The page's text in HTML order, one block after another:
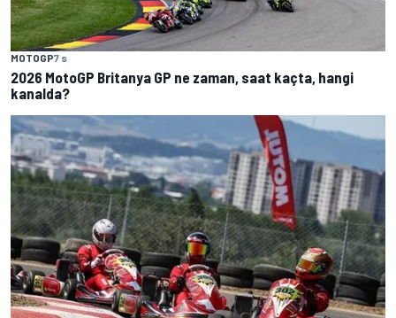
MOTOGP7 s
2026 MotoGP Britanya GP ne zaman, saat kaçta, hangi
kanalda?